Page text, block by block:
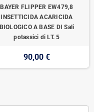
BAYER FLIPPER EW479,8
INSETTICIDA ACARICIDA
BIOLOGICO A BASE DI Sali
potassici di LT. 5
90,00 €